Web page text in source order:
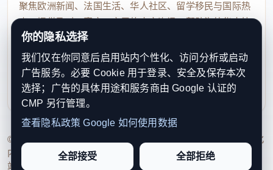
聚焦欧洲新闻、法国生活、华人社区、留学移民与国际热
点，提供及时、真实、实用的中文资讯，帮助海外华人快
速了解欧洲动态。
contact@xinouzhou.com
服务支持、版权与合作：工作日优先处理站务、投稿与权
利通知
© 2026 新欧洲·欧洲头条. All Rights Reserved. 本网站持续优化
内容透明度、联系方式与用户权利说明，以提升品牌信任感和
站点完整度。
你的隐私选择
我们仅在你同意后启用站内个性化、访问分析或启动
广告服务。必要 Cookie 用于登录、安全及保存本次
选择；广告的具体用途和服务商由 Google 认证的
CMP 另行管理。
查看隐私政策 Google 如何使用数据
全部接受 全部拒绝